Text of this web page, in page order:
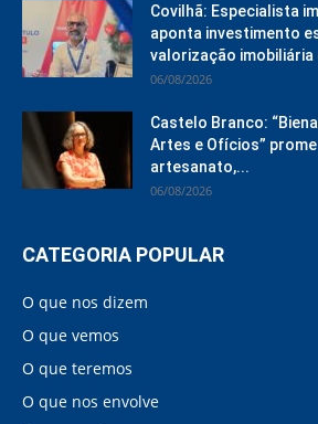
Covilhã: Especialista
aponta investimento
valorização imobiliária
06/08/2026
Castelo Branco:
Artes e Ofícios”
artesanato,...
06/08/2026
CATEGORIA POPULAR
O que nos dizem
O que vemos
O que teremos
O que nos envolve